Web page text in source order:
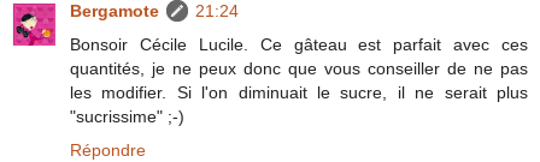
Bergamote
21:24
Bonsoir Cécile Lucile. Ce gâteau est parfait avec ces
quantités, je ne peux donc que vous conseiller de ne pas
les modifier. Si l'on diminuait le sucre, il ne serait plus
"sucrissime" ;-)
Répondre